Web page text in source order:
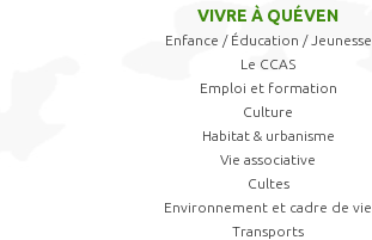
VIVRE À QUÉVEN
Enfance / Éducation / Jeunesse
Le CCAS
Emploi et formation
Culture
Habitat & urbanisme
Vie associative
Cultes
Environnement et cadre de vie
Transports